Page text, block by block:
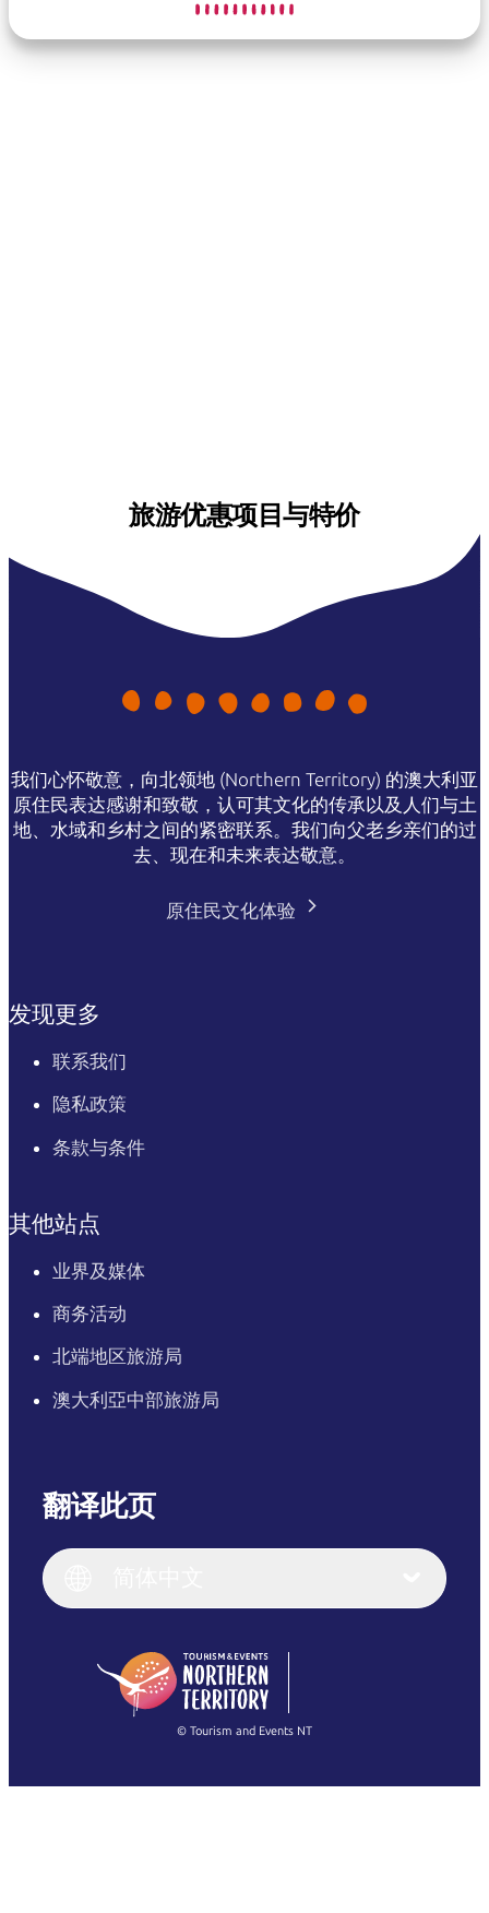
旅游优惠项目与特价
我们心怀敬意，向北领地 (Northern Territory) 的澳大利亚
原住民表达感谢和致敬，认可其文化的传承以及人们与土
地、水域和乡村之间的紧密联系。我们向父老乡亲们的过
去、现在和未来表达敬意。
原住民文化体验
发现更多
联系我们
隐私政策
条款与条件
其他站点
业界及媒体
商务活动
北端地区旅游局
澳大利亞中部旅游局
翻译此页
English
English (US)
English
(Singapore)
Français
繁體中文
© Tourism and Events NT